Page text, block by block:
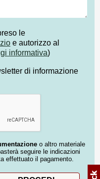
le
e autorizzo al
informativa)
di informazione
o altro materiale
seguire le indicazioni
effettuato il pagamento.